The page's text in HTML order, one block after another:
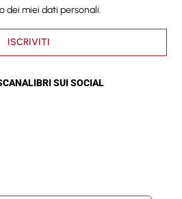
miei dati personali.
ISCRIVITI
SUI SOCIAL